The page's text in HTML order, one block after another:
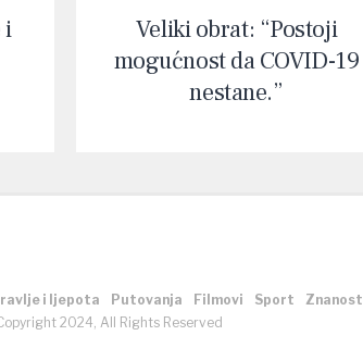
i
Veliki obrat: “Postoji
mogućnost da COVID-19
nestane.”
i ljepota Putovanja Filmovi Sport Znanost
2024, All Rights Reserved